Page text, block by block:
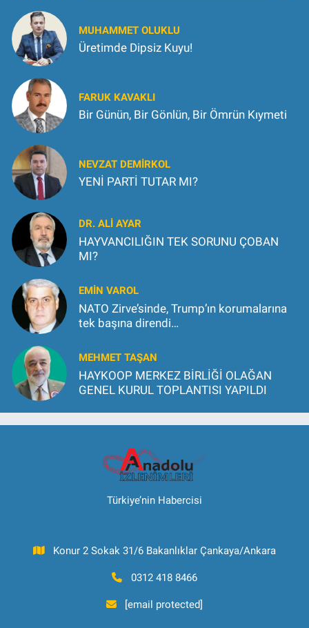
MUHAMMET OLUKLU
Üretimde Dipsiz Kuyu!
FARUK KAVAKLI
Bir Günün, Bir Gönlün, Bir Ömrün Kıymeti
NEVZAT DEMIRKOL
YENİ PARTİ TUTAR MI?
DR. ALİ AYAR
HAYVANCILIĞIN TEK SORUNU ÇOBAN
MI?
EMİN VAROL
NATO Zirve’sinde, Trump’ın korumalarına
tek başına direndi…
MEHMET TAŞAN
HAYKOOP MERKEZ BİRLİĞİ OLAĞAN
GENEL KURUL TOPLANTISI YAPILDI
Türkiye’nin Habercisi
Konur 2 Sokak 31/6 Bakanlıklar Çankaya/Ankara
0312 418 8466
[email protected]